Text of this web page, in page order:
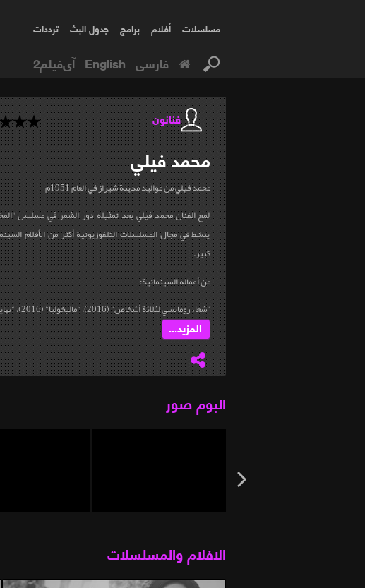
مسلسلات أفلام برامج جدول البث ترددات
فارسی English آی‌فیلم2
فنانون
محمدفيلي
محمد فيلي من مواليد مدينة شيراز في العام 1951م
لمع الفنان محمد فيلي بعد تمثيله دور الشمر في مسلسل
ينشط في مجال المسلسلات التلفوزيونية أكثر من الأفلام
كبير.
من أعماله السينمائية:
"شعاء رومانسي لثلاثة أشخاص" (2016)، "ماليخوليا" (2016)، "نهاية...
المزيد...
البوم صور
الافلام والمسلسلات